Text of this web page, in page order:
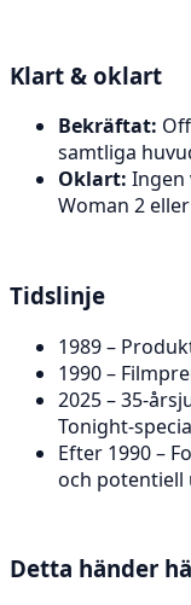
Klart & oklart
Bekräftat:
samtliga
Oklart: Ingen
Woman 2
Tidslinje
1989 –
1990 –
2025 – 35-
Tonight-
Efter 1990 –
och potentiell
Detta händer